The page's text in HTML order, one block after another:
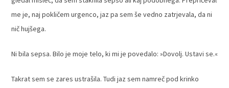
me je, naj pokličem urgenco, jaz pa sem še vedno zatrjevala, da ni
nič hujšega.
Ni bila sepsa. Bilo je moje telo, ki mi je povedalo: »Dovolj. Ustavi se.«
Takrat sem se zares ustrašila. Tudi jaz sem namreč pod krinko